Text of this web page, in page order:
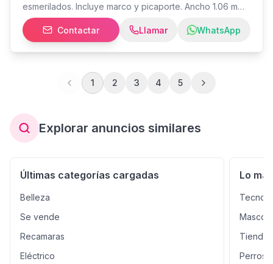
esmerilados. Incluye marco y picaporte. Ancho 1.06 m
Alto 2.02
Contactar
Llamar WhatsApp
1 2 3 4 5
Explorar anuncios similares
Últimas categorías cargadas
Belleza
Se vende
Recamaras
Eléctrico
Lo
Perros